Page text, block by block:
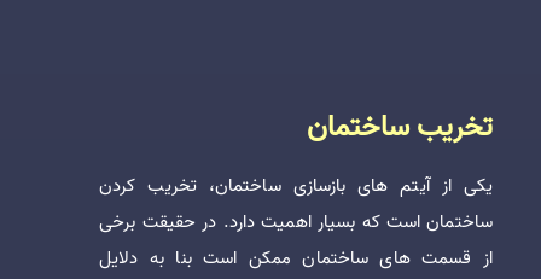
تخریب ساختمان
یکی از آیتم های بازسازی ساختمان، تخریب کردن
ساختمان است‌ که بسیار اهمیت دارد. در حقیقت برخی
از قسمت های ساختمان ممکن است بنا به دلایل